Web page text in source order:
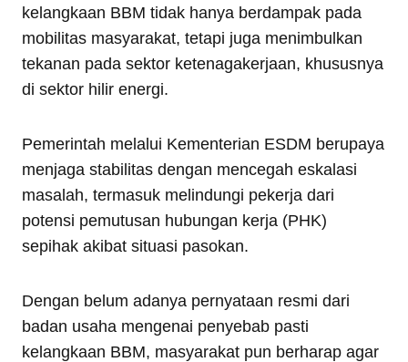
kelangkaan BBM tidak hanya berdampak pada
mobilitas masyarakat, tetapi juga menimbulkan
tekanan pada sektor ketenagakerjaan, khususnya
di sektor hilir energi.
Pemerintah melalui Kementerian ESDM berupaya
menjaga stabilitas dengan mencegah eskalasi
masalah, termasuk melindungi pekerja dari
potensi pemutusan hubungan kerja (PHK)
sepihak akibat situasi pasokan.
Dengan belum adanya pernyataan resmi dari
badan usaha mengenai penyebab pasti
kelangkaan BBM, masyarakat pun berharap agar